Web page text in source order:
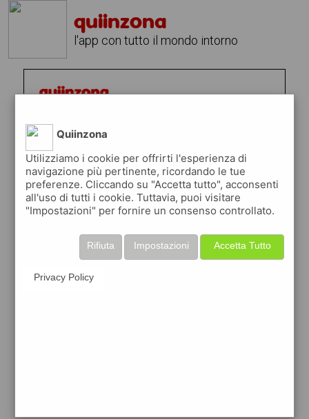
quiinzona
l'app con tutto il mondo intorno
Quiinzona
Utilizziamo i cookie per offrirti l'esperienza di
navigazione più pertinente, ricordando le tue
preferenze. Cliccando su "Accetta tutto", acconsenti
all'uso di tutti i cookie. Tuttavia, puoi visitare
"Impostazioni" per fornire un consenso controllato.
Accetta Tutto
Impostazioni
Rifiuta
Privacy Policy